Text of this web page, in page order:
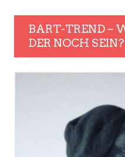
BART-TREND –
DER NOCH SEIN?